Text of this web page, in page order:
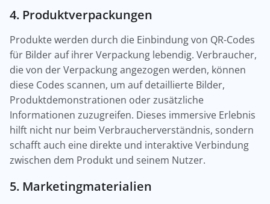
4. Produktverpackungen
Produkte werden durch die Einbindung von QR-Codes
für Bilder auf ihrer Verpackung lebendig. Verbraucher,
die von der Verpackung angezogen werden, können
diese Codes scannen, um auf detaillierte Bilder,
Produktdemonstrationen oder zusätzliche
Informationen zuzugreifen. Dieses immersive Erlebnis
hilft nicht nur beim Verbraucherverständnis, sondern
schafft auch eine direkte und interaktive Verbindung
zwischen dem Produkt und seinem Nutzer.
5. Marketingmaterialien